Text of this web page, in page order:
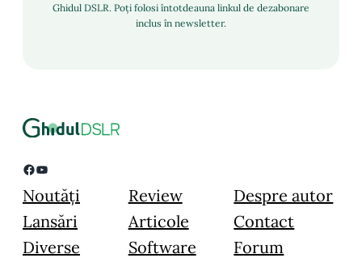
Ghidul DSLR. Poți folosi întotdeauna linkul de dezabonare
inclus în newsletter.
Facebook YouTube
Noutăți
Lansări
Diverse
Review
Articole
Software
Despre autor
Contact
Forum